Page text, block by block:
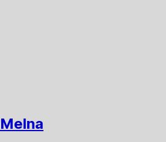
Melna